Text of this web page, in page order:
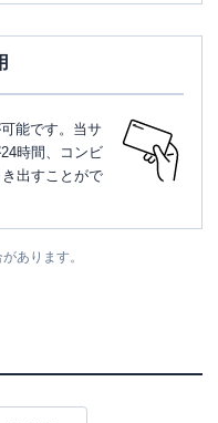
能です。当サ
時間、コンビ
出すことがで
あります。